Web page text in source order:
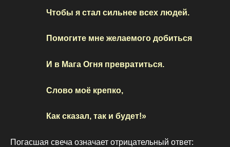
Чтобы я стал сильнее всех людей.
Помогите мне желаемого добиться
И в Мага Огня превратиться.
Слово моё крепко,
Как сказал, так и будет!»
Погасшая свеча означает отрицательный ответ: